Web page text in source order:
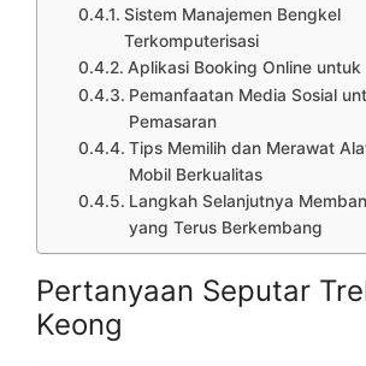
Sistem Manajemen Bengkel
Terkomputerisasi
Aplikasi Booking Online untuk
Pemanfaatan Media Sosial
Pemasaran
Tips Memilih dan Merawat
Mobil Berkualitas
Langkah Selanjutnya
yang Terus Berkembang
Pertanyaan Seputar
Keong